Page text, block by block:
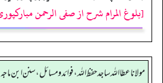
[بلوغ المرام شرح از صفی الرحمن
مولانا عطا الله ساجد حفظ الله، فوائد و مسائل، سنن ابن